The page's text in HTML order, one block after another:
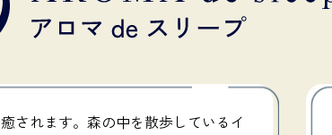
癒されます。森の中を散歩しているイ